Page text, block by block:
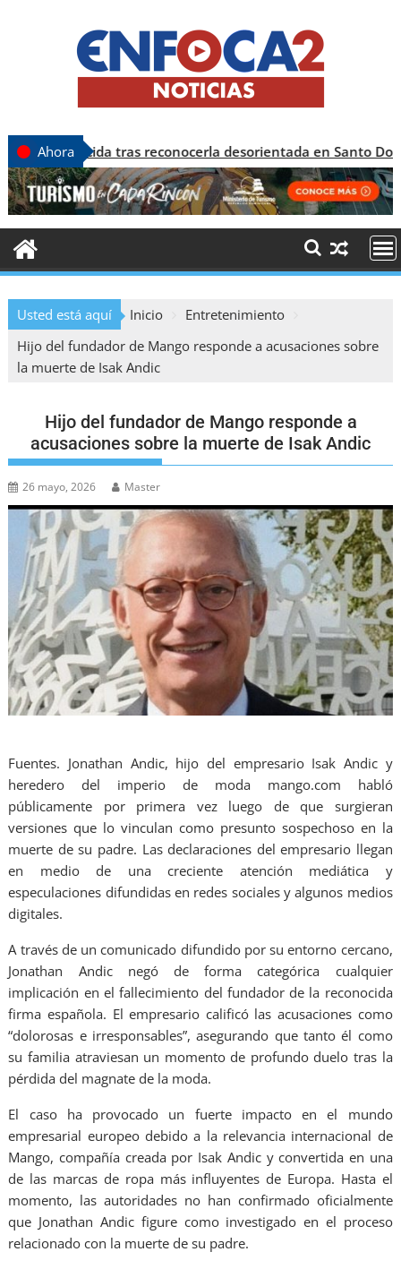
Ahora
tras reconocerla desorientada en Santo Domingo
Usted está aquí Inicio
Entretenimiento
Hijo del fundador de Mango responde a acusaciones sobre
la muerte de Isak Andic
Hijo del fundador de Mango responde a
acusaciones sobre la muerte de Isak Andic
26 mayo, 2026 Master
Fuentes. Jonathan Andic, hijo del empresario Isak Andic y
heredero del imperio de moda mango.com habló
públicamente por primera vez luego de que surgieran
versiones que lo vinculan como presunto sospechoso en la
muerte de su padre. Las declaraciones del empresario llegan
en medio de una creciente atención mediática y
especulaciones difundidas en redes sociales y algunos medios
digitales.
A través de un comunicado difundido por su entorno cercano,
Jonathan Andic negó de forma categórica cualquier
implicación en el fallecimiento del fundador de la reconocida
firma española. El empresario calificó las acusaciones como
“dolorosas e irresponsables”, asegurando que tanto él como
su familia atraviesan un momento de profundo duelo tras la
pérdida del magnate de la moda.
El caso ha provocado un fuerte impacto en el mundo
empresarial europeo debido a la relevancia internacional de
Mango, compañía creada por Isak Andic y convertida en una
de las marcas de ropa más influyentes de Europa. Hasta el
momento, las autoridades no han confirmado oficialmente
que Jonathan Andic figure como investigado en el proceso
relacionado con la muerte de su padre.